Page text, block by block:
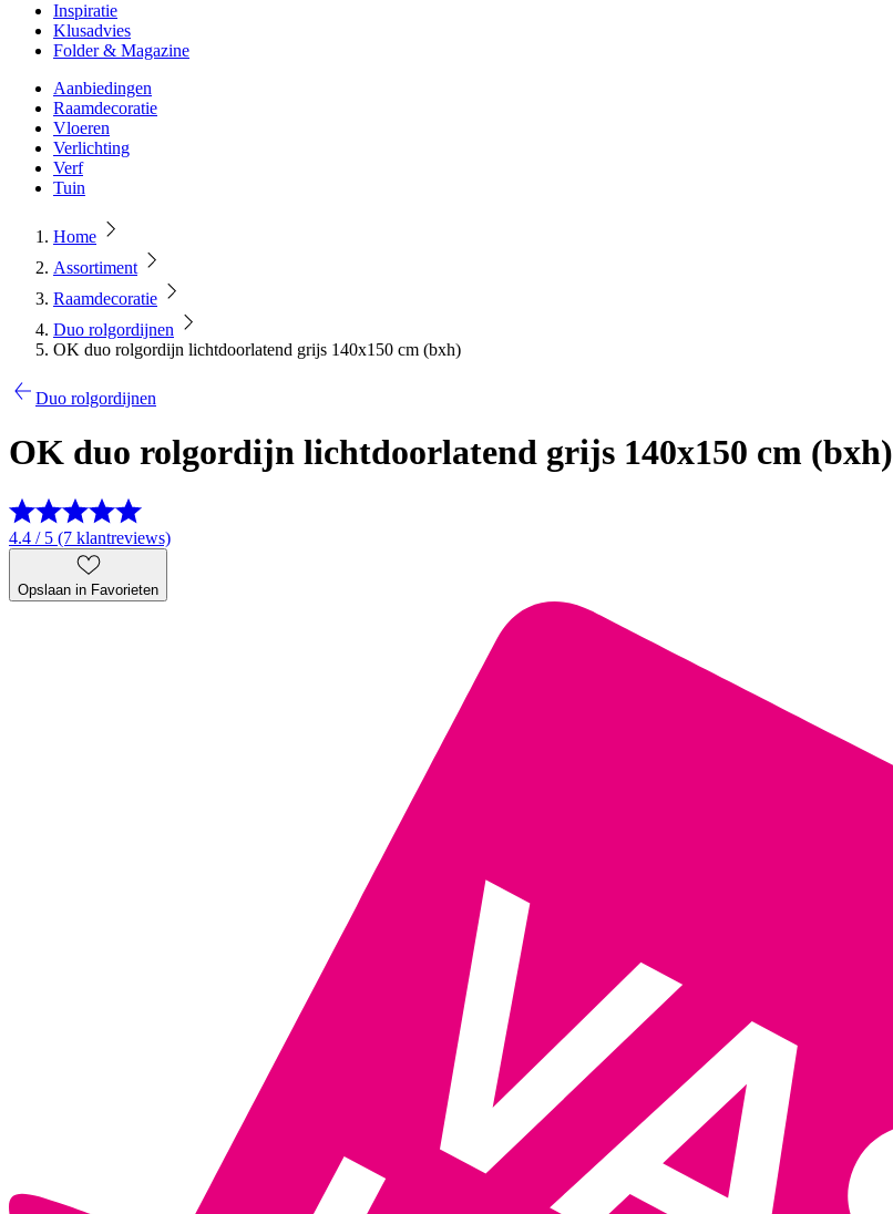
Inspiratie
Klusadvies
Folder & Magazine
Aanbiedingen
Raamdecoratie
Vloeren
Verlichting
Verf
Tuin
Home
Assortiment
Raamdecoratie
Duo rolgordijnen
OK duo rolgordijn lichtdoorlatend grijs 140x150 cm (bxh)
Duo rolgordijnen
OK duo rolgordijn lichtdoorlatend grijs 140x150 cm (bxh)
4.4 / 5 (7 klantreviews)
Opslaan in Favorieten